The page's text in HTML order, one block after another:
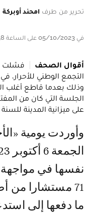
تحرير من طرف امحند أوبركة
في 05/10/2023 على الساعة 22:48
أقوال الصحف
فشلت
التجمع الوطني
وذلك بعدما قاطع أغلب
الجلسة التي كان من
على ميزانية المدينة للسنة
وأوردت يومية «الأخبار»، في عددها ليوم
نفسها في مواجهة
ما دفعها إلى